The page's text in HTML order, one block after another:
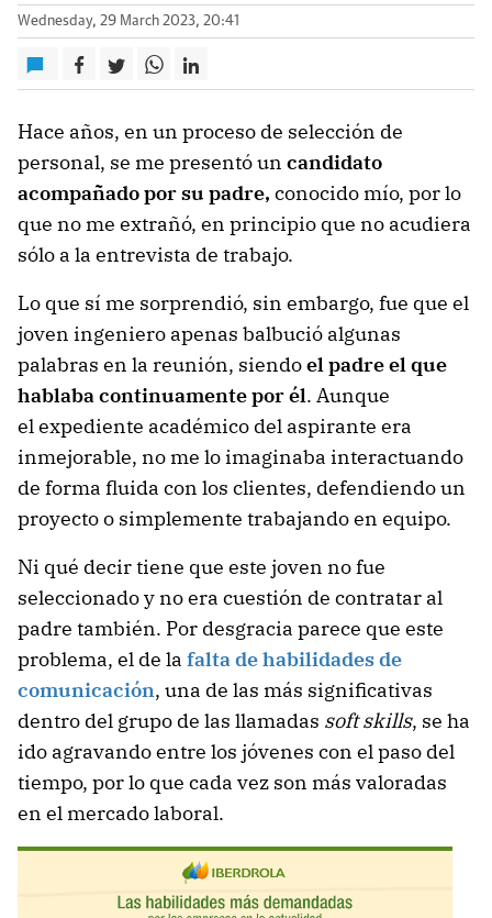
Wednesday, 29 March 2023, 20:41
Hace años, en un proceso de selección de
personal, se me presentó un candidato
acompañado por su padre, conocido mío, por lo
que no me extrañó, en principio que no acudiera
sólo a la entrevista de trabajo.
Lo que sí me sorprendió, sin embargo, fue que el
joven ingeniero apenas balbució algunas
palabras en la reunión, siendoel padre el que
hablaba continuamente por él. Aunque
el expediente académico del aspirante era
inmejorable, no me lo imaginaba interactuando
de forma fluida con los clientes, defendiendo un
proyecto o simplemente trabajando en equipo.
Ni qué decir tiene que este joven no fue
seleccionado y no era cuestión de contratar al
padre también. Por desgracia parece que este
problema, el de la falta de habilidades de
comunicación, una de las más significativas
dentro del grupo de las llamadas soft skills, se ha
ido agravando entre los jóvenes con el paso del
tiempo, por lo que cada vez son más valoradas
en el mercado laboral.